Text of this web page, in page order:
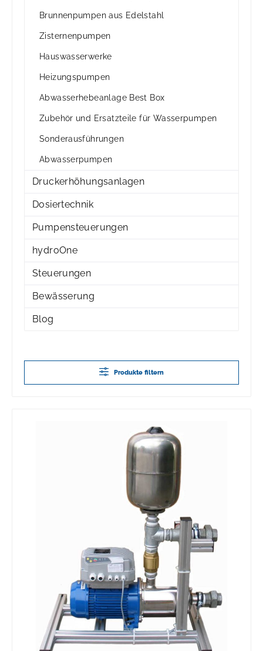
Brunnenpumpen aus Edelstahl
Zisternenpumpen
Hauswasserwerke
Heizungspumpen
Abwasserhebeanlage Best Box
Zubehör und Ersatzteile für Wasserpumpen
Sonderausführungen
Abwasserpumpen
Druckerhöhungsanlagen
Dosiertechnik
Pumpensteuerungen
hydroOne
Steuerungen
Bewässerung
Blog
Produkte filtern